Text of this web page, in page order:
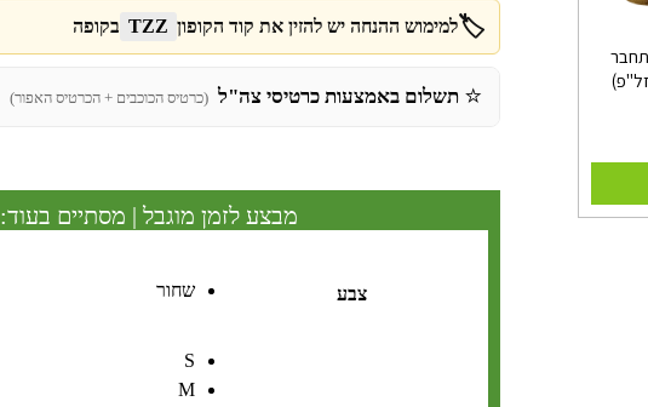
🏷️למימוש ההנחה יש להזין את קוד הקופון TZZ בקופה
⭐ תשלום באמצעות כרטיסי צה"ל (כרטיס הכוכבים + הכרטיס האפור)
מבצע לזמן מוגבל | מסתיים בעוד:
צבע שחור
S
M